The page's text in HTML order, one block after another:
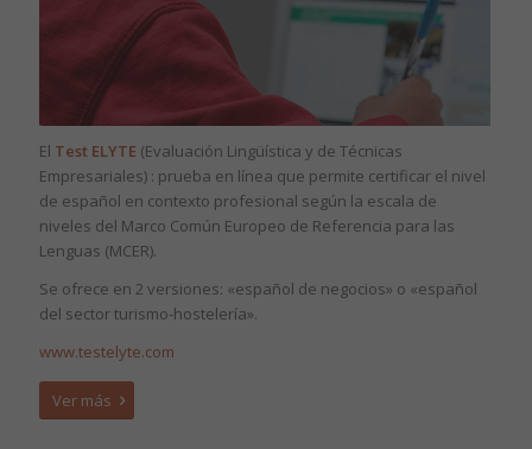
El Test ELYTE (Evaluación Lingüística y de Técnicas
Empresariales) : prueba en línea que permite certificar el nivel
de español en contexto profesional según la escala de
niveles del Marco Común Europeo de Referencia para las
Lenguas (MCER).
Se ofrece en 2 versiones: «español de negocios» o «español
del sector turismo-hostelería».
www.testelyte.com
Ver más